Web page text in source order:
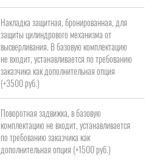
Накладка защитная, бронированная, для
защиты цилиндрового механизма от
высверливания. В базовую комплектацию
не входит, устанавливается по требованию
заказчика как дополнительная опция
(+3500 руб.)
Поворотная задвижка, в базовую
комплектацию не входит, устанавливается
по требованию заказчика как
дополнительная опция (+1500 руб.)